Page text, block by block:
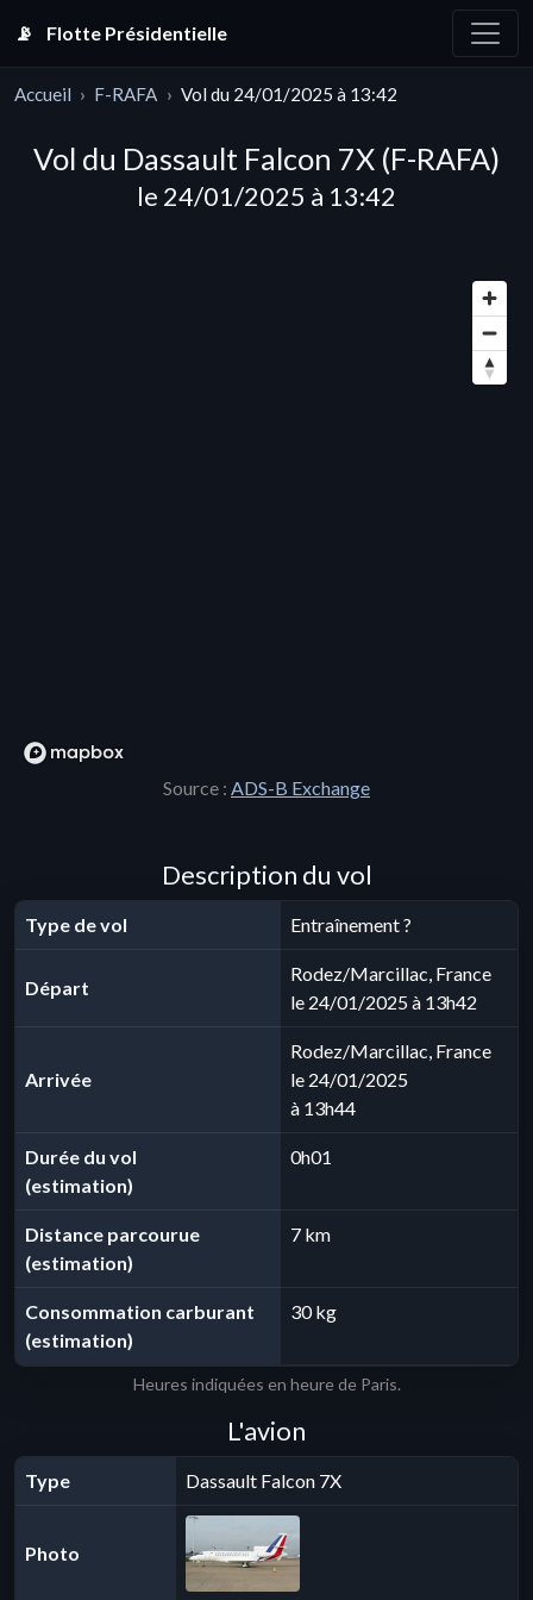
📡 Flotte Présidentielle
Accueil F-RAFA Vol du 24/01/2025 à 13:42
Vol du Dassault Falcon 7X (F-RAFA)
le 24/01/2025 à 13:42
Source : ADS-B Exchange
Description du vol
Type de vol Entraînement ?
Départ
Rodez/Marcillac, France
le 24/01/2025 à 13h42
Arrivée
Rodez/Marcillac, France
le 24/01/2025
à 13h44
Durée du vol
(estimation)
0h01
Distance parcourue
(estimation)
7 km
Consommation carburant
(estimation)
30 kg
Heures indiquées en heure de Paris.
L'avion
Type Dassault Falcon 7X
Photo